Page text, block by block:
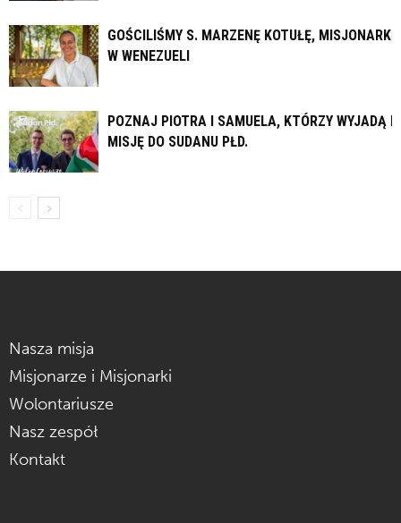
GOŚCILIŚMY S. MARZENĘ KOTUŁĘ, MISJONARKĘ
W WENEZUELI
POZNAJ PIOTRA I SAMUELA, KTÓRZY WYJADĄ
MISJĘ DO SUDANU PŁD.
Nasza misja
Misjonarze i Misjonarki
Wolontariusze
Nasz zespół
Kontakt